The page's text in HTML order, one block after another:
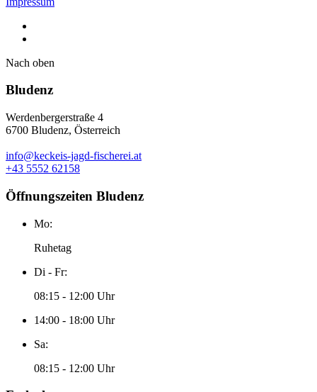
Nach oben
Bludenz
Werdenbergerstraße 4
6700 Bludenz, Österreich
info@keckeis-jagd-fischerei.at
+43 5552 62158
Öffnungszeiten Bludenz
Mo:
Ruhetag
Di - Fr:
08:15 - 12:00 Uhr
14:00 - 18:00 Uhr
Sa:
08:15 - 12:00 Uhr